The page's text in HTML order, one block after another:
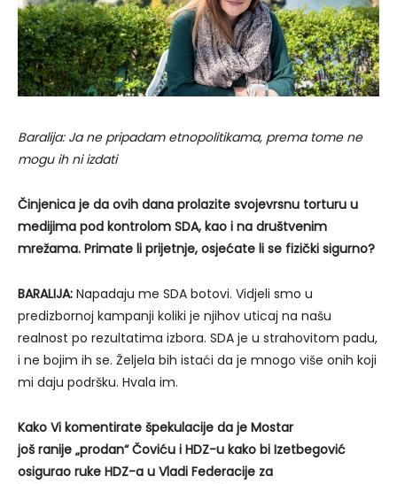
Baralija: Ja ne pripadam etnopolitikama, prema tome ne
mogu ih ni izdati
Činjenica je da ovih dana prolazite svojevrsnu torturu u
medijima pod kontrolom SDA, kao i na društvenim
mrežama. Primate li prijetnje, osjećate li se fizički sigurno?
BARALIJA: Napadaju me SDA botovi. Vidjeli smo u
predizbornoj kampanji koliki je njihov uticaj na našu
realnost po rezultatima izbora. SDA je u strahovitom padu,
i ne bojim ih se. Željela bih istaći da je mnogo više onih koji
mi daju podršku. Hvala im.
Kako Vi komentirate špekulacije da je Mostar
još ranije „prodan“ Čoviću i HDZ-u kako bi Izetbegović
osigurao ruke HDZ-a u Vladi Federacije za